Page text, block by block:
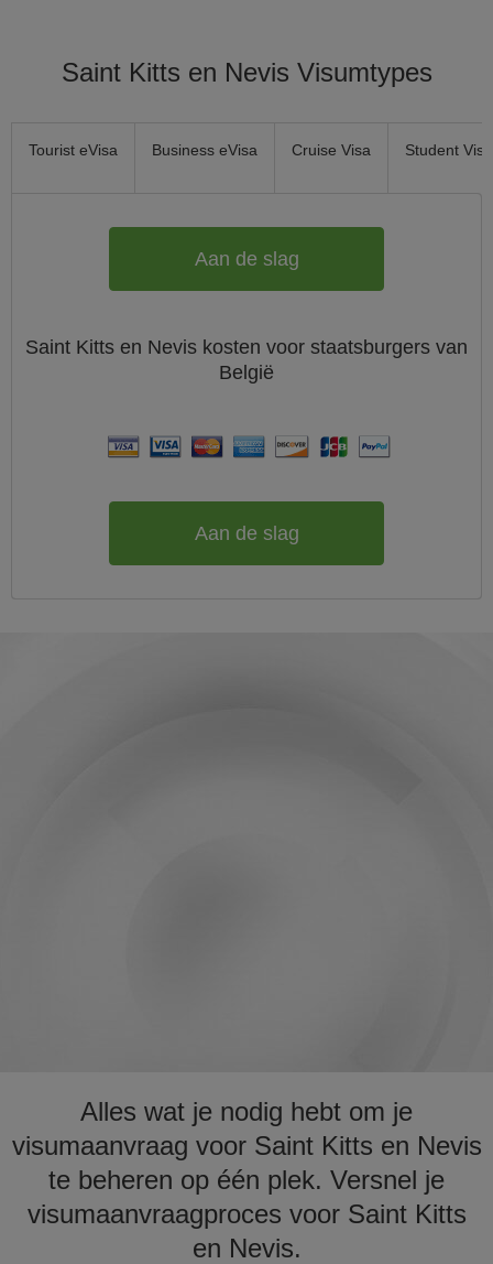
Saint Kitts en Nevis Visumtypes
Tourist eVisa Business eVisa Cruise Visa Student Visa
Aan de slag
Saint Kitts en Nevis kosten voor staatsburgers van
België
Aan de slag
Alles wat je nodig hebt om je
visumaanvraag voor Saint Kitts en Nevis
te beheren op één plek. Versnel je
visumaanvraagproces voor Saint Kitts
en Nevis.